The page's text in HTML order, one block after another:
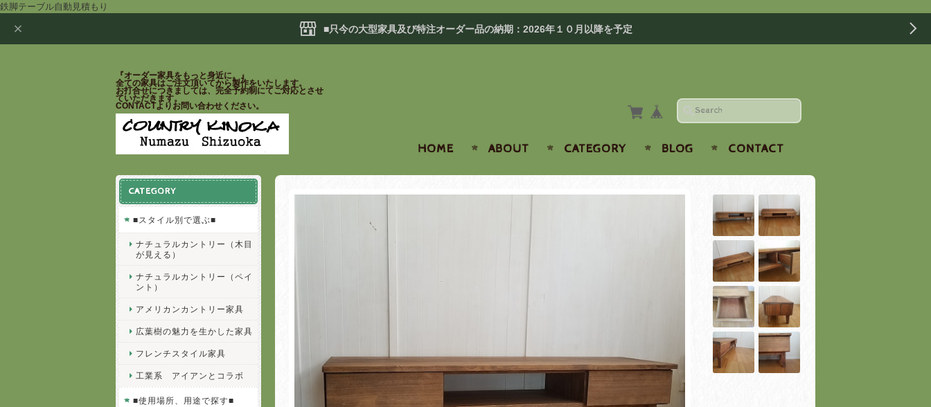
鉄脚テーブル自動見積もり
■只今の大型家具及び特注オーダー品の納期：2026年１０月以降を予定
『オーダー家具をもっと身近に。』
全ての家具はご注文頂いてから製作をいたします。
お打合せにつきましては、完全予約制にてご対応とさせ
ていただきます。
CONTACTよりお問い合わせください。
HOME ABOUT CATEGORY BLOG CONTACT
CATEGORY
■スタイル別で選ぶ■
ナチュラルカントリー（木目
が見える）
ナチュラルカントリー（ペイ
ント）
アメリカンカントリー家具
広葉樹の魅力を生かした家具
フレンチスタイル家具
工業系 アイアンとコラボ
■使用場所、用途で探す■